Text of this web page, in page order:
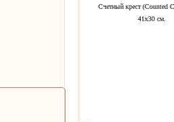
Счетный крест (Counted
41х30 см.